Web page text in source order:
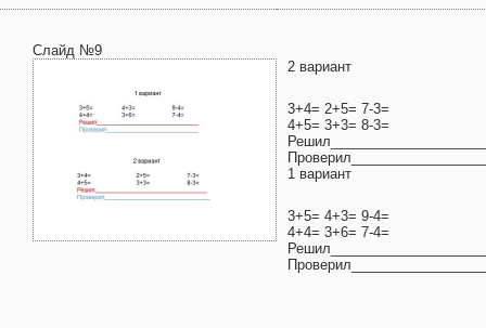
Слайд №9
2 вариант
3+4= 2+5= 7-3=
4+5= 3+3= 8-3=
1 вариант
3+5= 4+3= 9-4=
4+4= 3+6= 7-4=